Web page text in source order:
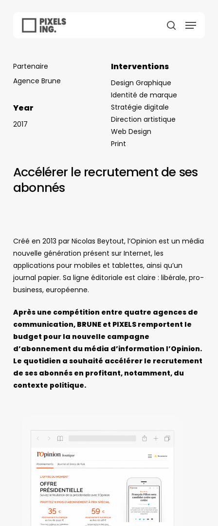
Menu
Partenaire
Agence Brune
Year
2017
Interventions
Design Graphique
Identité de marque
Stratégie digitale
Direction artistique
Web Design
Print
Accélérer le recrutement de ses
abonnés
Créé en 2013 par Nicolas Beytout, l’Opinion est un média
nouvelle génération présent sur Internet, les
applications pour mobiles et tablettes, ainsi qu’un
journal papier. Sa ligne éditoriale est claire : libérale, pro-
business, européenne.
Après une compétition entre quatre agences de
communication, BRUNE et PIXELS remportent le
budget pour la nouvelle campagne
d’abonnement du média d’information l’Opinion.
Le quotidien a souhaité accélérer le recrutement
de ses abonnés en profitant, notamment, du
contexte politique.